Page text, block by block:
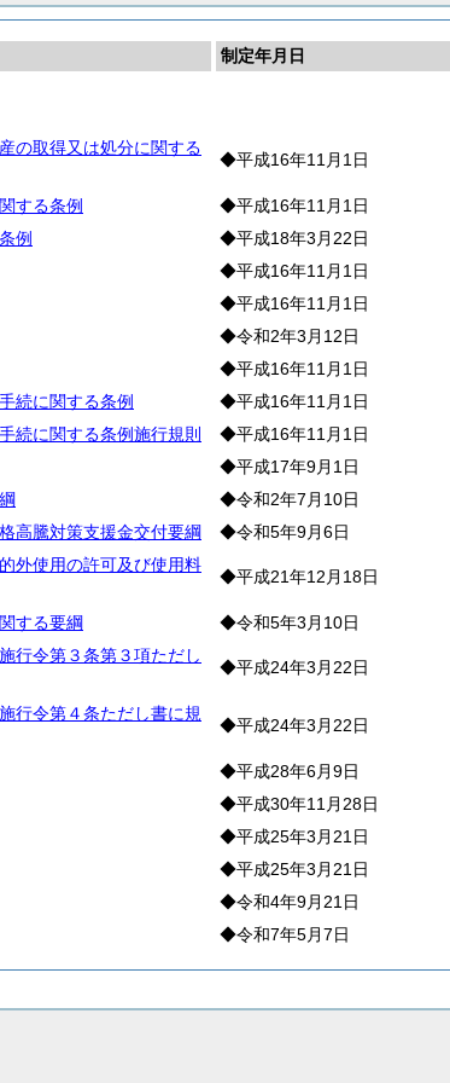
制定年月日
の取得又は処分に関する
◆平成16年11月1日
する条例 ◆平成16年11月1日
例
◆平成18年3月22日
◆平成16年11月1日
◆平成16年11月1日
◆令和2年3月12日
◆平成16年11月1日
続に関する条例
◆平成16年11月1日
続に関する条例施行規則
◆平成16年11月1日
◆平成17年9月1日
◆令和2年7月10日
高騰対策支援金交付要綱
◆令和5年9月6日
外使用の許可及び使用料
◆平成21年12月18日
する要綱 ◆令和5年3月10日
行令第３条第３項ただし
◆平成24年3月22日
行令第４条ただし書に規
◆平成24年3月22日
◆平成28年6月9日
◆平成30年11月28日
◆平成25年3月21日
◆平成25年3月21日
◆令和4年9月21日
◆令和7年5月7日